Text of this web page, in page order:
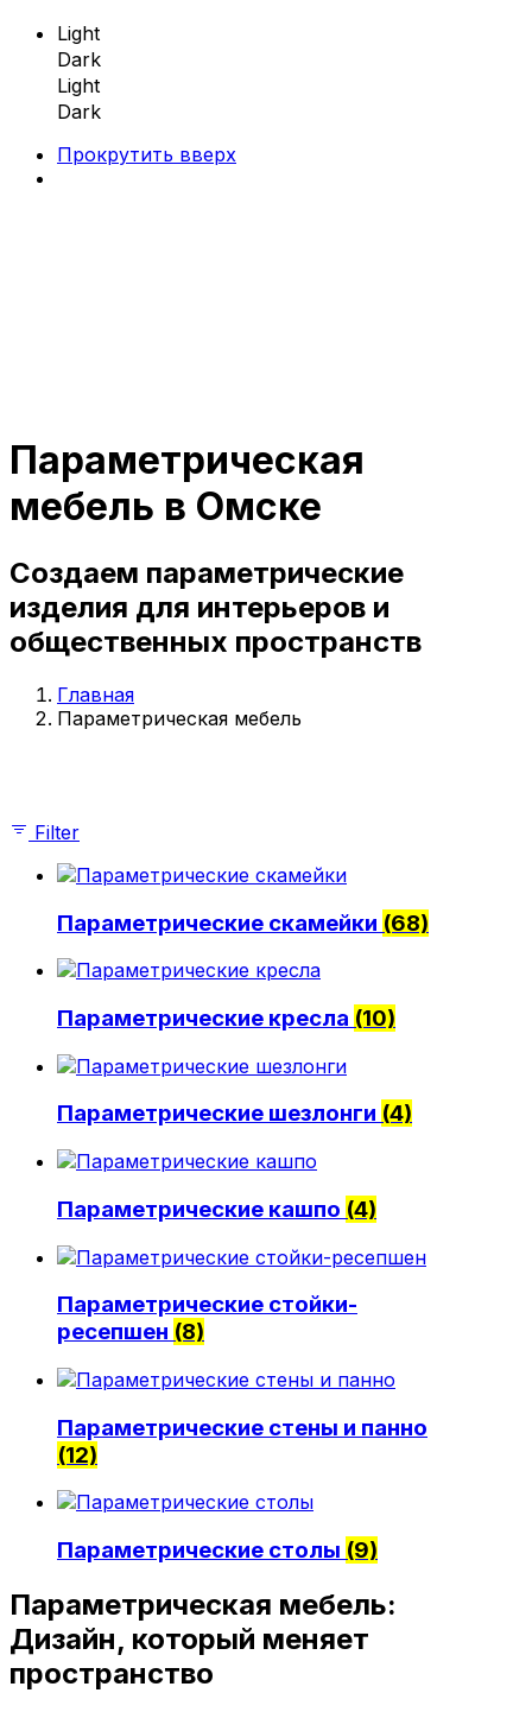
Light
Dark
Light
Dark
Прокрутить вверх
Параметрическая мебель
Параметрические скамейки
Параметрические кресла
Параметрические стены и панно
Параметрические столы
Параметрические шезлонги
Параметрические кашпо
О компании
Главная
Параметрические столы
Параметрические шезлонги
Проекты
© 2026 | iParametric - Все права защищены.
Политика конфиденциальности
0
В корзине нет товаров.
Параметрическая
мебель в Омске
Создаем параметрические
изделия для интерьеров и
общественных пространств
Главная
Параметрическая мебель
Filter
Параметрические скамейки (68)
Параметрические кресла (10)
Параметрические шезлонги (4)
Параметрические кашпо (4)
Параметрические стойки-
ресепшен (8)
Параметрические стены и панно
(12)
Параметрические столы (9)
Параметрическая мебель:
Дизайн, который меняет
пространство